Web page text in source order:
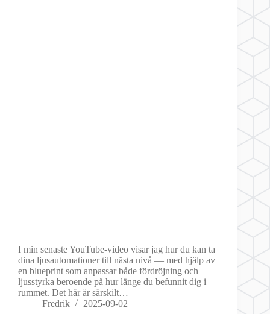
I min senaste YouTube-video visar jag hur du kan ta
dina ljusautomationer till nästa nivå — med hjälp av
en blueprint som anpassar både fördröjning och
ljusstyrka beroende på hur länge du befunnit dig i
rummet. Det här är särskilt…
Fredrik
2025-09-02